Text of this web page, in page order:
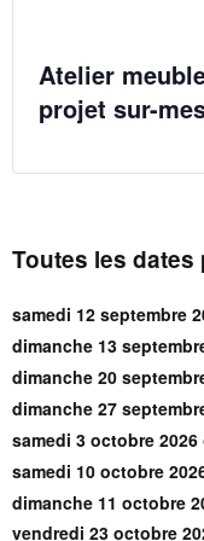
Atelier
projet sur-
Toutes les dates
samedi 12 septembre
dimanche 13
dimanche 20
dimanche 27
samedi 3 octobre 2026
samedi 10 octobre
dimanche 11 octobre
vendredi 23 octobre